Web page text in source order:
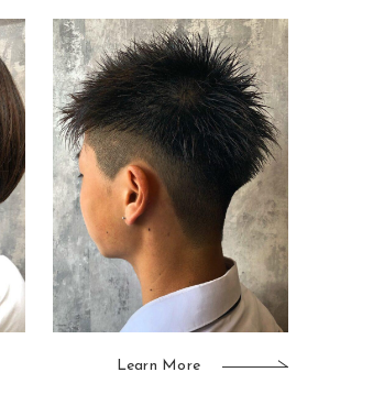
Learn More